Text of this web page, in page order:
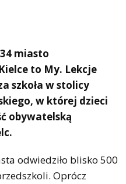
miasto
to My. Lekcje
szkoła w stolicy
w której dzieci
obywatelską
odwiedziło blisko 500
Oprócz